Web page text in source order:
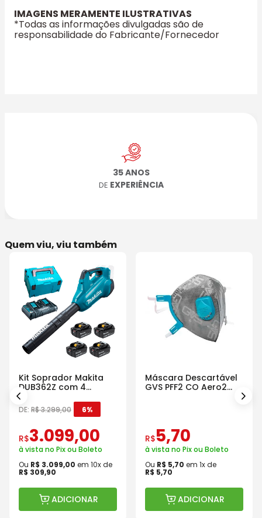
IMAGENS MERAMENTE ILUSTRATIVAS
*Todas as informações divulgadas são de
responsabilidade do Fabricante/Fornecedor
35 ANOS
DE EXPERIÊNCIA
Quem viu, viu também
Kit Soprador Makita
DUB362Z com 4
Baterias Carregador e
Maleta
DE: R$3.299,00 6%
R$3.099,00
à vista no Pix ou Boleto
Ou R$ 3.099,00 em 10x de
R$ 309,90
ADICIONAR
Máscara Descartável
GVS PFF2 CO Aero2
R$5,70
à vista no Pix ou Boleto
Ou R$ 5,70 em 1x de
R$ 5,70
ADICIONAR